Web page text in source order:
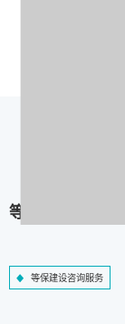
等保建设咨询服务
等保建设咨询服务